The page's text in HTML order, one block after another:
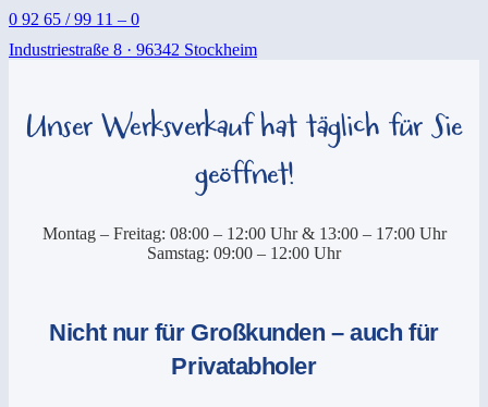
0 92 65 / 99 11 – 0
Industriestraße 8 · 96342 Stockheim
Unser Werksverkauf hat täglich für Sie
geöffnet!
Montag – Freitag: 08:00 – 12:00 Uhr & 13:00 – 17:00 Uhr
Samstag: 09:00 – 12:00 Uhr
Nicht nur für Großkunden – auch für
Privatabholer